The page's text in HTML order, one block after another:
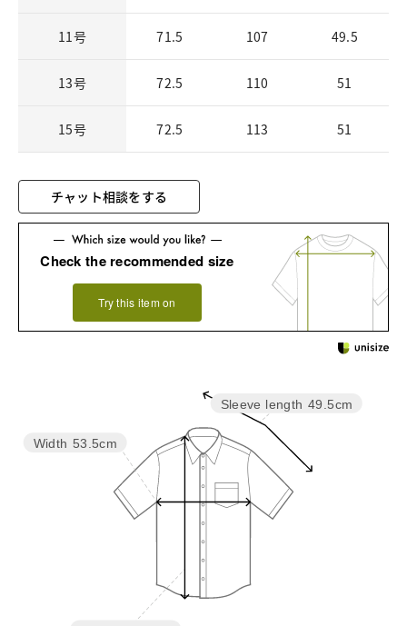
11号 71.5 107 49.5
13号 72.5 110 51
15号 72.5 113 51
チャット相談をする
Check the recommended size
Try this item on
Sleeve length 49.5cm
Width 53.5cm